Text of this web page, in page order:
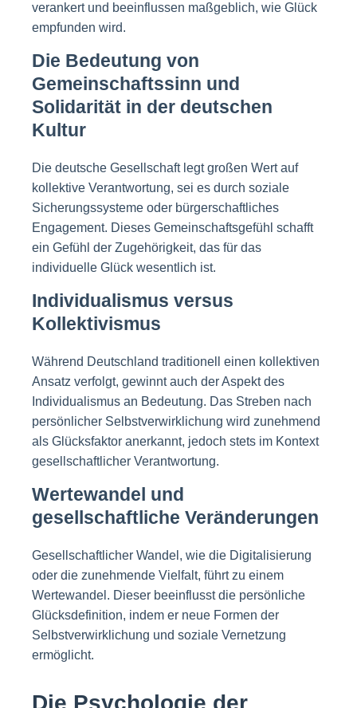
verankert und beeinflussen maßgeblich, wie Glück
empfunden wird.
Die Bedeutung von
Gemeinschaftssinn und
Solidarität in der deutschen
Kultur
Die deutsche Gesellschaft legt großen Wert auf
kollektive Verantwortung, sei es durch soziale
Sicherungssysteme oder bürgerschaftliches
Engagement. Dieses Gemeinschaftsgefühl schafft
ein Gefühl der Zugehörigkeit, das für das
individuelle Glück wesentlich ist.
Individualismus versus
Kollektivismus
Während Deutschland traditionell einen kollektiven
Ansatz verfolgt, gewinnt auch der Aspekt des
Individualismus an Bedeutung. Das Streben nach
persönlicher Selbstverwirklichung wird zunehmend
als Glücksfaktor anerkannt, jedoch stets im Kontext
gesellschaftlicher Verantwortung.
Wertewandel und
gesellschaftliche Veränderungen
Gesellschaftlicher Wandel, wie die Digitalisierung
oder die zunehmende Vielfalt, führt zu einem
Wertewandel. Dieser beeinflusst die persönliche
Glücksdefinition, indem er neue Formen der
Selbstverwirklichung und soziale Vernetzung
ermöglicht.
Die Psychologie der